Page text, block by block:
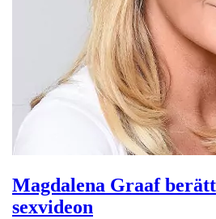
Magdalena Graaf
sexvideon